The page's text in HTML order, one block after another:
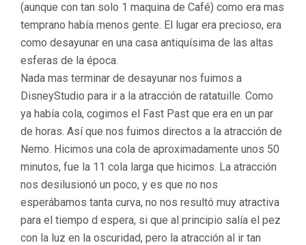
(aunque con tan solo 1 maquina de Café) como era mas
temprano había menos gente. El lugar era precioso, era
como desayunar en una casa antiquísima de las altas
esferas de la época.
Nada mas terminar de desayunar nos fuimos a
DisneyStudio para ir a la atracción de ratatuille. Como
ya había cola, cogimos el Fast Past que era en un par
de horas. Así que nos fuimos directos a la atracción de
Nemo. Hicimos una cola de aproximadamente unos 50
minutos, fue la 11 cola larga que hicimos. La atracción
nos desilusionó un poco, y es que no nos
esperábamos tanta curva, no nos resultó muy atractiva
para el tiempo d espera, si que al principio salía el pez
con la luz en la oscuridad, pero la atracción al ir tan